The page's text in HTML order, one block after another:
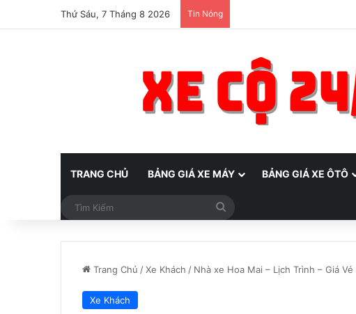
Thứ Sáu, 7 Tháng 8 2026 Tin Nóng
TRANG CHỦ BẢNG GIÁ XE MÁY BẢNG GIÁ XE ÔTÔ
Trang Chủ /Xe Khách / Nhà xe Hoa Mai – Lịch Trình – Giá
Xe Khách